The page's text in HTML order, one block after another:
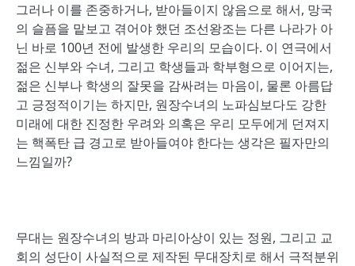
그러나 이를 존중하거나, 받아들이지 않음으로 해서, 망국
의 슬픔을 맡보고 겪어야 했던 조선왕조는 다른 나라가 아
닌 바로 100년 전에 발생한 우리의 모습이다. 이 연극에서
젊은 신부와 수녀, 그리고 학생들과 학부형으로 이어지는,
젊은 신부나 학생의 잘못을 감싸려는 마음이, 물론 아름답
고 긍정적이기는 하지만, 원장수녀의 노파심보다도 강한
미래에 대한 진정한 우려와 의혹은 우리 모두에게 던져지
는 핵폭탄 급 경고로 받아들여야 한다는 생각은 필자만의
느낌일까?
무대는 원장수녀의 방과 마리아상이 있는 정원, 그리고 교
회의 성단이 사실적으로 제작된 무대장치로 해서 극적분위